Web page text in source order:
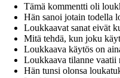
Tämä kommentti oli
Hän sanoi jotain todella
Loukkaavat sanat eivät
Mitä tehdä, kun joku
Loukkaava käytös on
Loukkaava tilanne vaatii
Hän tunsi olonsa